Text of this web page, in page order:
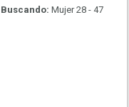
Buscando: Mujer 28 - 47